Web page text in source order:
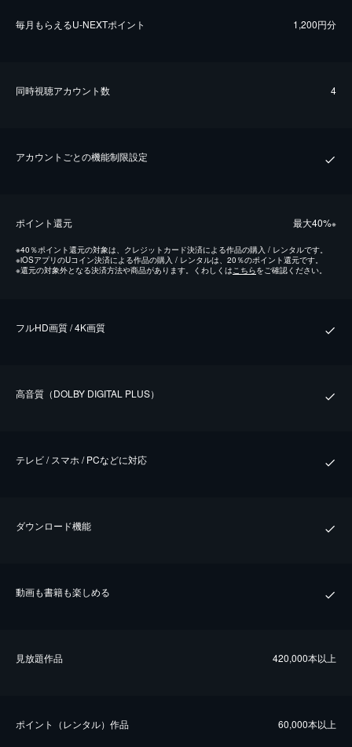
毎⽉もらえるU-NEXTポイント 1,200円分
同時視聴アカウント数 4
アカウントごとの機能制限設定
ポイント還元 最⼤40%※
※40％ポイント還元の対象は、クレジットカード決済による作品の購入 / レンタルです。
※iOSアプリのUコイン決済による作品の購入 / レンタルは、20％のポイント還元です。
※還元の対象外となる決済方法や商品があります。くわしくはこちらをご確認ください。
フルHD画質 / 4K画質
⾼⾳質（DOLBY DIGITAL PLUS）
テレビ / スマホ / PCなどに対応
ダウンロード機能
動画も書籍も楽しめる
⾒放題作品 420,000本以上
ポイント（レンタル）作品 60,000本以上